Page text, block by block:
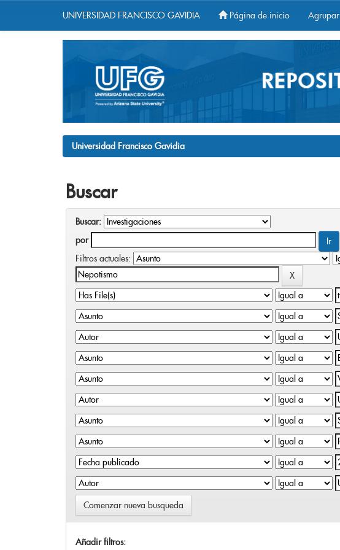
UNIVERSIDAD FRANCISCO GAVIDIA Página de inicio Agrupar
Universidad Francisco Gavidia
Buscar
Buscar:
por
Filtros actuales:
Comenzar nueva busqueda
Añadir filtros: